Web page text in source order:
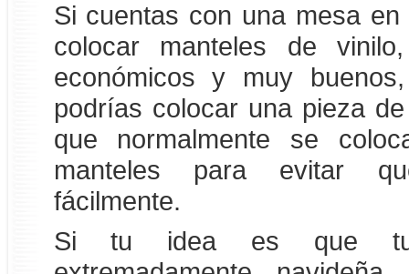
Si cuentas con una mesa
colocar manteles de
económicos y muy
podrías colocar una pieza
que normalmente se
manteles para evitar
fácilmente.
Si tu idea es que tu